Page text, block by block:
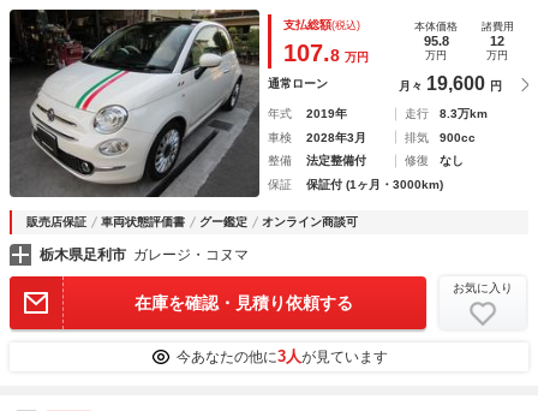
コーダー ガラスルーフ コーナーセンサー ＨＩＤ 純正１
５インチアルミホイール キーレス
支払総額(税込)
107.8 万円
本体価格
95.8
万円
諸費用
12
万円
通常ローン 月々 19,600 円
年式 2019年 走行
8.3万km
車検
2028年3月 排気
900cc
整備
法定整備付 修復
なし
保証
保証付 (1ヶ月・3000km)
販売店保証 車両状態評価書 グー鑑定 オンライン商談可
栃木県足利市 ガレージ・コヌマ
在庫を確認・見積り依頼する
お気に入り
今あなたの他に3人が見ています